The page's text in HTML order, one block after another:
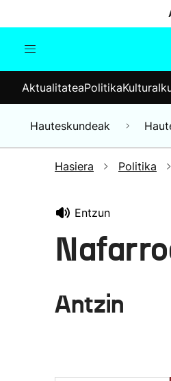
Munduko albisteak
AktualitateaPolitikaKultura
Hauteskundeak
Hasiera Politika
Entzun
Antzin